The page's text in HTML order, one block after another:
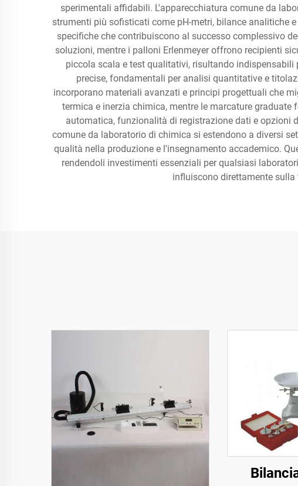
sperimentali affidabili. L'apparecchiatura comune da
strumenti più sofisticati come pH-metri, bilance analitiche
specifiche che contribuiscono al successo complessivo
soluzioni, mentre i palloni Erlenmeyer offrono recipienti
piccola scala e test qualitativi, risultando
precise, fondamentali per analisi quantitative e
incorporano materiali avanzati e principi progettuali che
termica e inerzia chimica, mentre le marcature
automatica, funzionalità di registrazione dati e opzioni
comune da laboratorio di chimica si estendono a diversi
qualità nella produzione e l'insegnamento accademico.
rendendoli investimenti essenziali per qualsiasi
influiscono direttamente